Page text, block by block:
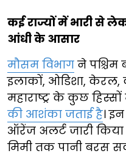
कई राज्यों में भारी से
आंधी के आसार
मौसम विभाग ने
इलाकों, ओडिशा,
महाराष्ट्र के कुछ
की आशंका जताई है।
ऑरेंज अलर्ट जारी किया
मिमी तक पानी बरस